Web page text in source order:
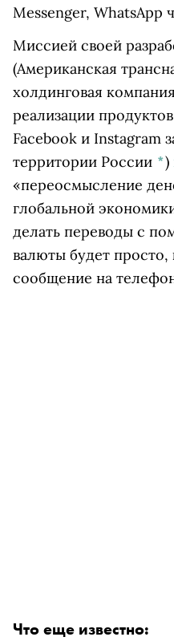
Messenger, WhatsApp
Миссией своей
(Американская
холдинговая
реализации
Facebook и Instagram
территории России *)
«переосмысление
глобальной
делать переводы с
валюты будет просто,
сообщение на
Что еще известно: